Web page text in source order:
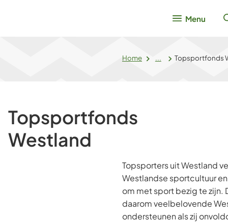
Menu
Home ... Topsportfonds
Topsportfonds
Westland
Topsporters uit Westland
Westlandse sportcultuur
om met sport bezig te zijn.
daarom veelbelovende
ondersteunen als zij